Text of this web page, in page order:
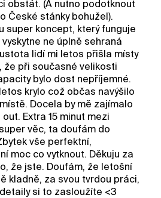
obstát. (A nutno podotknout
České stánky bohužel).
super koncept, který funguje
ne úplně sehraná
lidí mi letos přišla místy
že při současné velikosti
bylo dost nepříjemné.
krylo což občas navýšilo
Docela by mě zajímalo
Extra 15 minut mezi
věc, ta doufám do
vše perfektní,
moc co vytknout. Děkuju za
že jste. Doufám, že letošní
kladně, za svou tvrdou práci,
si to zasloužíte <3